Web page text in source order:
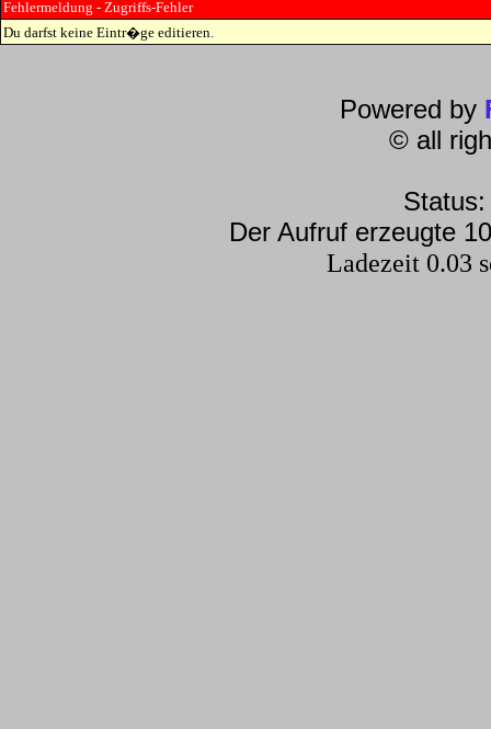
Fehlermeldung - Zugriffs-Fehler
Du darfst keine Eintr�ge editieren.
Powered by
© all
Der Aufruf erzeugte
Ladezeit 0.03